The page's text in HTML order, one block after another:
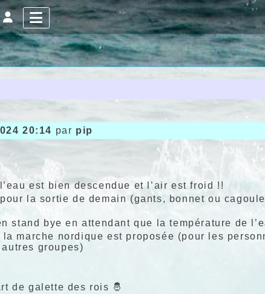
20:14 par pip
est bien descendue et l’air est froid !!
la sortie de demain (gants, bonnet ou
stand bye en attendant que la température de
marche nordique est proposée (pour les
groupes)
de galette des rois 🤴